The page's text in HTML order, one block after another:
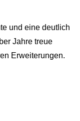
und eine deutlich
Jahre treue
Erweiterungen.